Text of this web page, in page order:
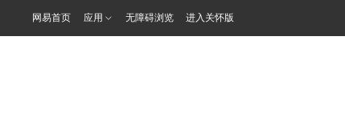
网易首页 应用 无障碍浏览 进入关怀版